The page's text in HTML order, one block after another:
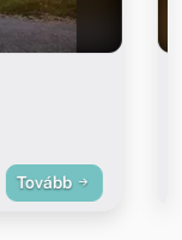
Tovább